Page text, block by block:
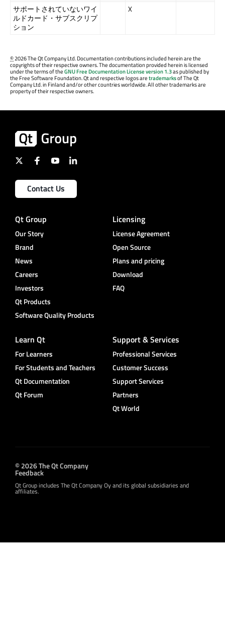
サポートされていないワイ
ルドカード・サブスクリプ
ション
X
©2026 The Qt Company Ltd. Documentation contributions included herein are the
copyrights of their respective owners. The documentation provided herein is licensed
under the terms of theGNU Free Documentation License version 1.3as published by
the Free Software Foundation. Qt and respective logos aretrademarksof The Qt
Company Ltd. in Finland and/or other countries worldwide. All other trademarks are
property of their respective owners.
Contact Us
Qt Group
Our Story
Brand
News
Careers
Investors
Qt Products
Software Quality Products
Licensing
License Agreement
Open Source
Plans and pricing
Download
FAQ
Learn Qt
For Learners
For Students and Teachers
Qt Documentation
Qt Forum
Support & Services
Professional Services
Customer Success
Support Services
Partners
Qt World
© 2026 The Qt Company
Feedback
Qt Group includes The Qt Company Oy and its global subsidiaries and
affiliates.